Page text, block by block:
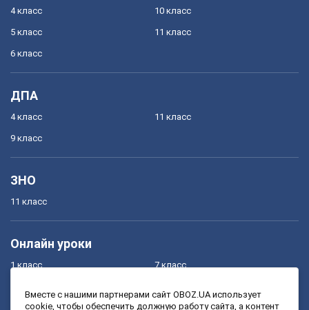
4 класс
5 класс
6 класс
10 класс
11 класс
ДПА
4 класс
9 класс
11 класс
ЗНО
11 класс
Онлайн уроки
1 класс
3 класс
7 класс
9 класс
Вместе с нашими партнерами сайт OBOZ.UA использует
cookie, чтобы обеспечить должную работу сайта, а контент